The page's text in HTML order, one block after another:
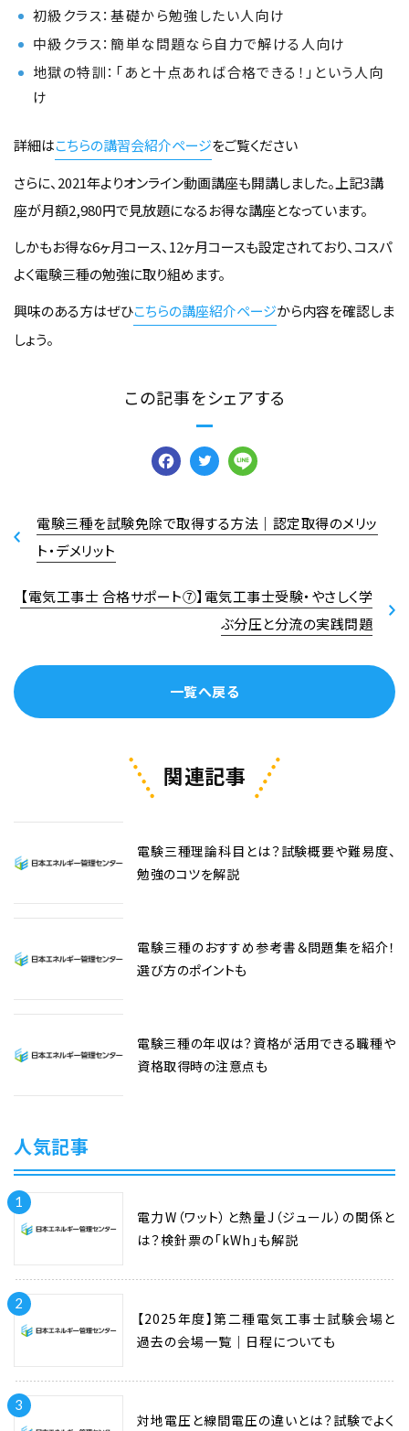
初級クラス：基礎から勉強したい人向け
中級クラス：簡単な問題なら自力で解ける人向け
地獄の特訓：「あと十点あれば合格できる！」という人向
け
詳細はこちらの講習会紹介ページをご覧ください
さらに、2021年よりオンライン動画講座も開講しました。上記3講
座が月額2,980円で見放題になるお得な講座となっています。
しかもお得な6ヶ月コース、12ヶ月コースも設定されており、コスパ
よく電験三種の勉強に取り組めます。
興味のある方はぜひこちらの講座紹介ページから内容を確認しま
しょう。
この記事をシェアする
Facebook
Twitter
電験三種を試験免除で取得する方法｜認定取得のメリッ
ト・デメリット
一覧へ戻る
【電気工事士 合格サポート⑦】電気工事士受験・やさしく学
ぶ分圧と分流の実践問題
関連記事
電験三種理論科目とは？試験概要や難易度、
勉強のコツを解説
電験三種のおすすめ参考書＆問題集を紹介！
選び方のポイントも
電験三種の年収は？資格が活用できる職種や
資格取得時の注意点も
人気記事
1
電力W（ワット）と熱量J（ジュール）の関係と
は？検針票の「kWh」も解説
2
【2025年度】第二種電気工事士試験会場と
過去の会場一覧｜日程についても
3
対地電圧と線間電圧の違いとは？試験でよく